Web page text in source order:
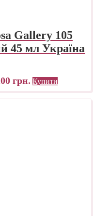
Gallery 105
45 мл Україна
грн. Купити